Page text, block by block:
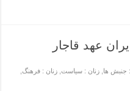
عهد قاجار
جنبش ها ,زنان : سیاست ,زنان : فرهنگ